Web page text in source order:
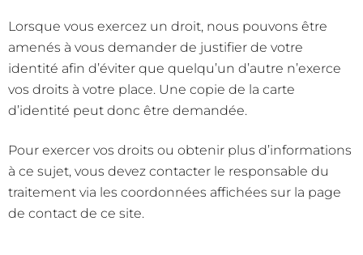
Lorsque vous exercez un droit, nous pouvons être
amenés à vous demander de justifier de votre
identité afin d’éviter que quelqu’un d’autre n’exerce
vos droits à votre place. Une copie de la carte
d’identité peut donc être demandée.
Pour exercer vos droits ou obtenir plus d’informations
à ce sujet, vous devez contacter le responsable du
traitement via les coordonnées affichées sur la page
de contact de ce site.